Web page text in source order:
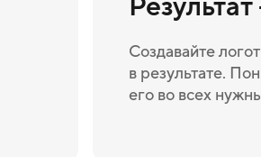
Создавайте
в результате.
его во всех